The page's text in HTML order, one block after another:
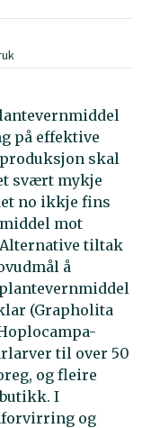
på effektive
skal
svært mykje
no ikkje fins
mot
tiltak
å
(Grapholita
til over 50
og fleire
I
og